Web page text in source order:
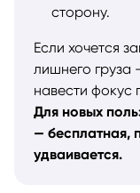
сторону.
Если хочется
лишнего груза
навести фокус
Для новых
— бесплатная,
удваивается.